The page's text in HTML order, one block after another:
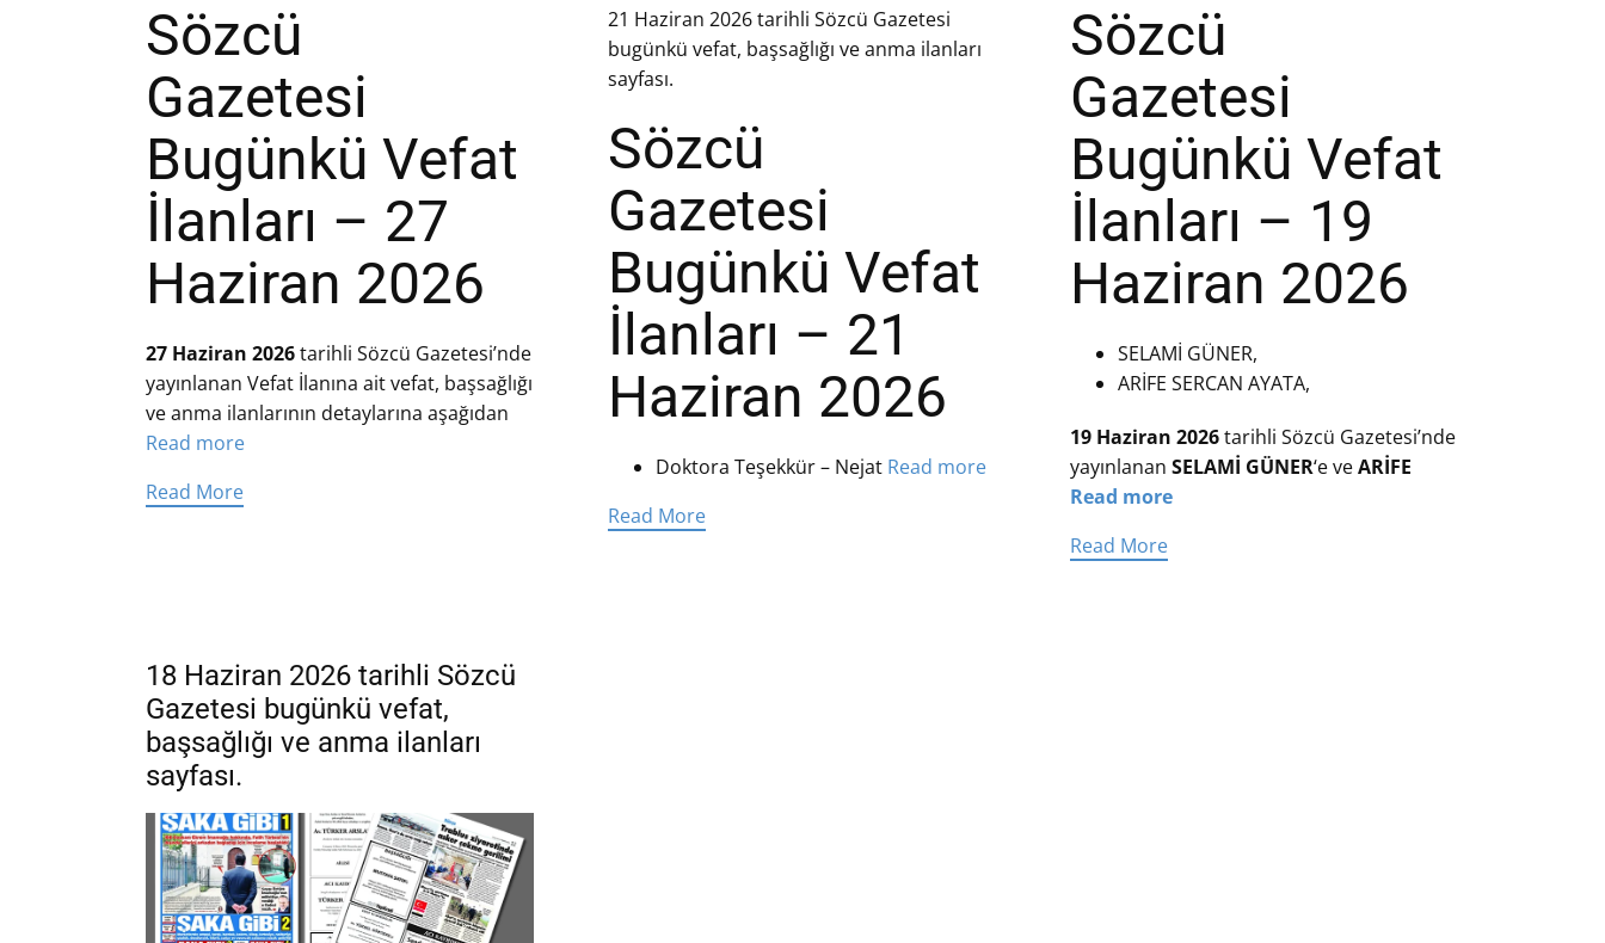
Sözcü
Gazetesi
Bugünkü Vefat
İlanları – 27
Haziran 2026
27 Haziran 2026tarihli Sözcü Gazetesi’nde
yayınlanan Vefat İlanına ait vefat, başsağlığı
ve anma ilanlarının detaylarına aşağıdan
Read more
Read More
21 Haziran 2026 tarihli Sözcü Gazetesi
bugünkü vefat, başsağlığı ve anma ilanları
sayfası.
Sözcü
Gazetesi
Bugünkü Vefat
İlanları – 21
Haziran 2026
Doktora Teşekkür – Nejat Read more
Read More
Sözcü
Gazetesi
Bugünkü Vefat
İlanları – 19
Haziran 2026
SELAMİ GÜNER,
ARİFE SERCAN AYATA,
19 Haziran 2026tarihli Sözcü Gazetesi’nde
yayınlanan SELAMİ GÜNER‘e veARİFE
Read more
Read More
18 Haziran 2026 tarihli Sözcü
Gazetesi bugünkü vefat,
başsağlığı ve anma ilanları
sayfası.